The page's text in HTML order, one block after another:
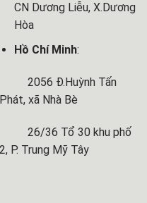
CN Dương Liễu, X.Dương
Hòa
Hồ Chí Minh:
2056 Đ.Huỳnh Tấn
Phát, xã Nhà Bè
26/36 Tổ 30 khu phố
2, P. Trung Mỹ Tây